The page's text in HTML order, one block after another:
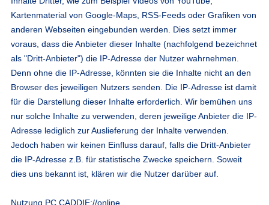
Kartenmaterial von Google-Maps, RSS-Feeds oder Grafiken von
anderen Webseiten eingebunden werden. Dies setzt immer
voraus, dass die Anbieter dieser Inhalte (nachfolgend bezeichnet
als "Dritt-Anbieter") die IP-Adresse der Nutzer wahrnehmen.
Denn ohne die IP-Adresse, könnten sie die Inhalte nicht an den
Browser des jeweiligen Nutzers senden. Die IP-Adresse ist damit
für die Darstellung dieser Inhalte erforderlich. Wir bemühen uns
nur solche Inhalte zu verwenden, deren jeweilige Anbieter die IP-
Adresse lediglich zur Auslieferung der Inhalte verwenden.
Jedoch haben wir keinen Einfluss darauf, falls die Dritt-Anbieter
die IP-Adresse z.B. für statistische Zwecke speichern. Soweit
dies uns bekannt ist, klären wir die Nutzer darüber auf.
Nutzung PC CADDIE://online